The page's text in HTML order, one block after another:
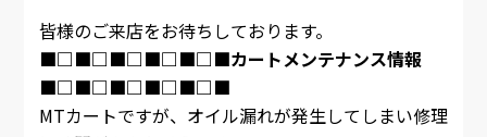
皆様のご来店をお待ちしております。
■□■□■□■□■□■カートメンテナンス情報
■□■□■□■□■□■
MTカートですが、オイル漏れが発生してしまい修理